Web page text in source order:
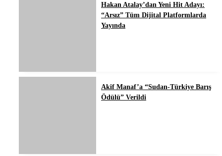
Hakan Atalay’dan Yeni Hit Adayı:
“Arsız” Tüm Dijital Platformlarda
Yayında
Akif Manaf’a “Sudan-Türkiye Barış
Ödülü” Verildi